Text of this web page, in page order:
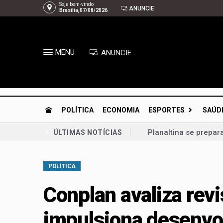
Seja bem-vindo
Brasília,07/08/2026
ANUNCIE
MENU ANUNCIE
POLÍTICA ECONOMIA ESPORTES
ÚLTIMAS NOTÍCIAS
Planaltina se
Agosto Dourado:
Arruda | À espera
POLÍTICA
Conplan avaliza